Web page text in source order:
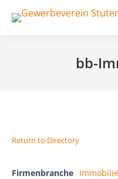
bb-
Return to Directory
Firmenbranche